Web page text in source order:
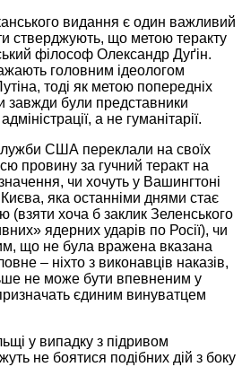
видання є один важливий
стверджують, що метою теракту
філософ Олександр Дуґін.
головним ідеологом
тоді як метою попередніх
завжди були представники
а не гуманітарії.
США переклали на своїх
провину за гучний теракт на
чи хочуть у Вашингтоні
Києва, яка останніми днями стає
(взяти хоча б заклик Зеленського
ядерних ударів по Росії), чи
що не була вражена вказана
– ніхто з виконавців наказів,
не може бути впевненим у
єдиним винуватцем
у випадку з підривом
не боятися подібних дій з боку